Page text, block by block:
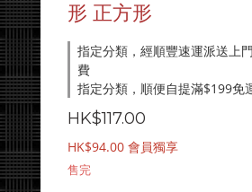
形 正方形
指定分類，經順豐速運派送上
費
指定分類，順便自提滿$199免
HK$117.00
HK$94.00 會員獨享
售完